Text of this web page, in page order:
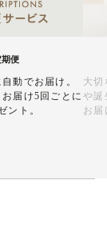
期便
動でお届け。
届け5回ごとに
ント。
大切
や誕
お届